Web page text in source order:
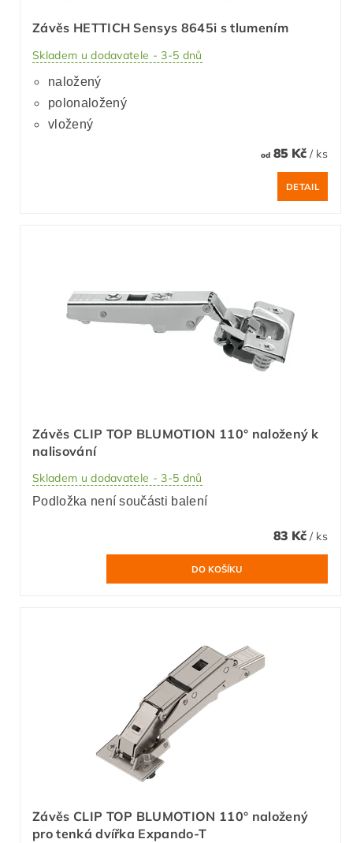
Závěs HETTICH Sensys 8645i s tlumením
Skladem u dodavatele - 3-5 dnů
naložený
polonaložený
vložený
od85 Kč / ks
DETAIL
Závěs CLIP TOP BLUMOTION 110° naložený k
nalisování
Skladem u dodavatele - 3-5 dnů
Podložka není součásti balení
83 Kč / ks
Závěs CLIP TOP BLUMOTION 110° naložený
pro tenká dvířka Expando-T